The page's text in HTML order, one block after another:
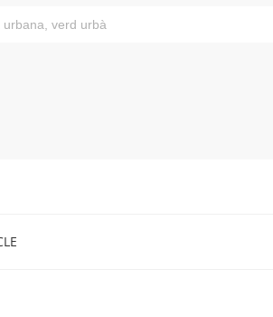
urbana, verd urbà